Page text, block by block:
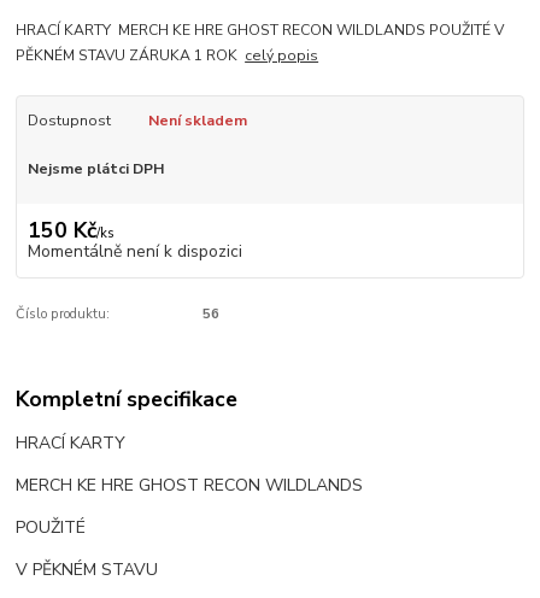
HRACÍ KARTY MERCH KE HRE GHOST RECON WILDLANDS POUŽITÉ V
PĚKNÉM STAVU ZÁRUKA 1 ROK celý popis
Dostupnost Není skladem
Nejsme plátci DPH
150 Kč/ks
Momentálně není k dispozici
Číslo produktu: 56
Kompletní specifikace
HRACÍ KARTY
MERCH KE HRE GHOST RECON WILDLANDS
POUŽITÉ
V PĚKNÉM STAVU